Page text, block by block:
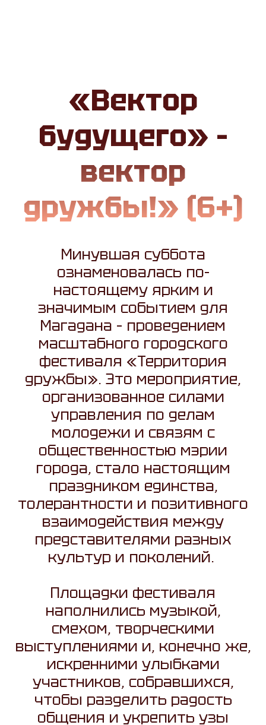
«Вектор
будущего» –
вектор
дружбы!» (6+)
Минувшая суббота
ознаменовалась по-
настоящему ярким и
значимым событием для
Магадана – проведением
масштабного городского
фестиваля «Территория
дружбы». Это мероприятие,
организованное силами
управления по делам
молодежи и связям с
общественностью мэрии
города, стало настоящим
праздником единства,
толерантности и позитивного
взаимодействия между
представителями разных
культур и поколений.
Площадки фестиваля
наполнились музыкой,
смехом, творческими
выступлениями и, конечно же,
искренними улыбками
участников, собравшихся,
чтобы разделить радость
общения и укрепить узы